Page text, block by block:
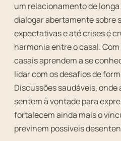
um relacionamento de
dialogar abertamente sobre
expectativas e até crises é
harmonia entre o casal.
casais aprendem a se
lidar com os desafios de
Discussões saudáveis, onde
sentem à vontade para
fortalecem ainda mais o
previnem possíveis